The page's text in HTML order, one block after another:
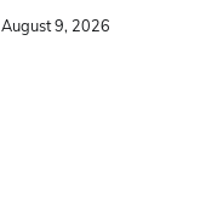
August 9, 2026